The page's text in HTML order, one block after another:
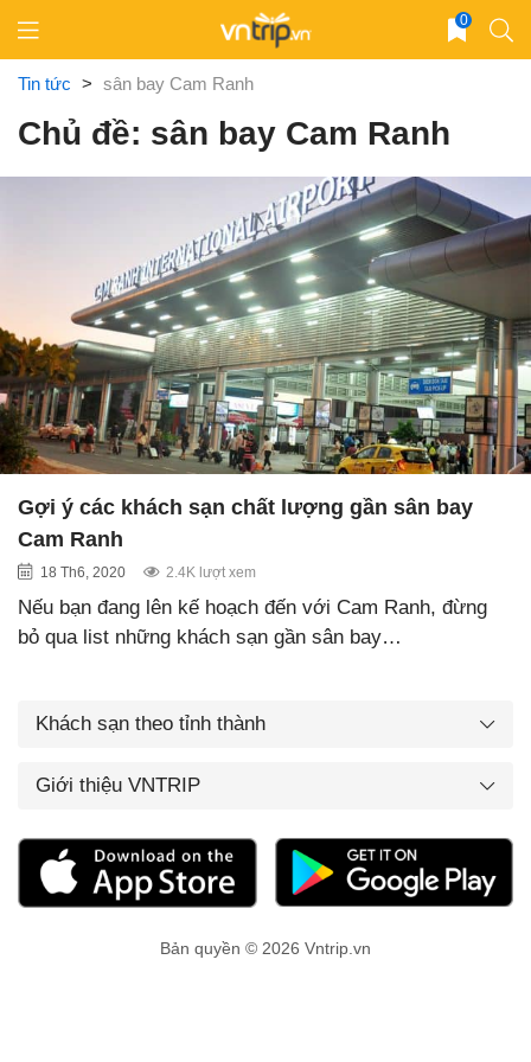
content
0
Tin tức > sân bay Cam Ranh
Chủ đề: sân bay Cam Ranh
Gợi ý các khách sạn chất lượng gần sân bay
Cam Ranh
18 Th6, 2020 2.4K lượt xem
Nếu bạn đang lên kế hoạch đến với Cam Ranh, đừng
bỏ qua list những khách sạn gần sân bay…
Khách sạn theo tỉnh thành
Giới thiệu VNTRIP
Bản quyền © 2026 Vntrip.vn